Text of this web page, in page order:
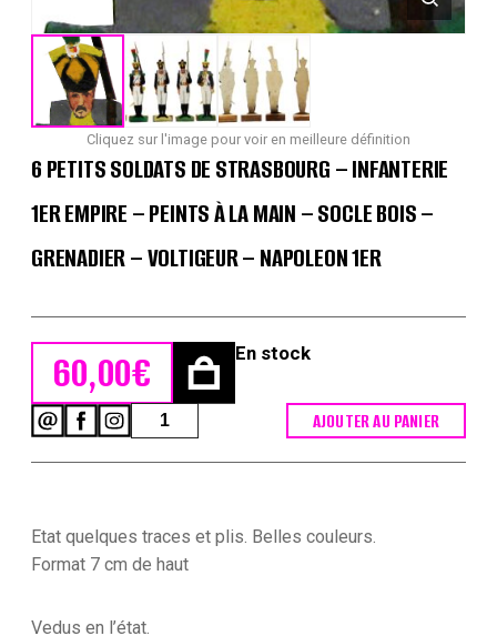
Cliquez sur l'image pour voir en meilleure définition
6 PETITS SOLDATS DE STRASBOURG – INFANTERIE
1ER EMPIRE – PEINTS À LA MAIN – SOCLE BOIS –
GRENADIER – VOLTIGEUR – NAPOLEON 1ER
60,00€ En stock
quantité
de
Strasbourg
-
Empire
AJOUTER AU PANIER
Etat quelques traces et plis. Belles couleurs.
Format 7 cm de haut
Vedus en l’état.